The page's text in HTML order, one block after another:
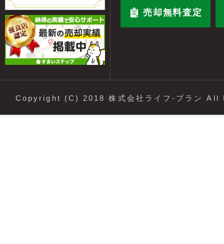
売却無料査定
Copyright (C) 2018 株式会社ライフ-プラン